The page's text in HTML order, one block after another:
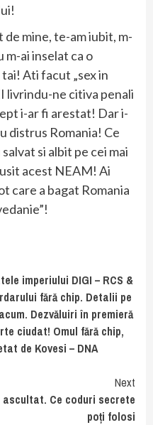
mine, te-am iubit, m-
ai inselat ca o
Ati facut „sex in
livrindu-ne citiva penali
i-ar fi arestat! Dar i-
distrus Romania! Ce
si albit pe cei mai
acest NEAM! Ai
care a bagat Romania
imperiului DIGI – RCS &
fără chip. Detalii pe
Dezvăluiri în premieră
ciudat! Omul fără chip,
de Kovesi – DNA
Next
Ce coduri secrete
poți folosi